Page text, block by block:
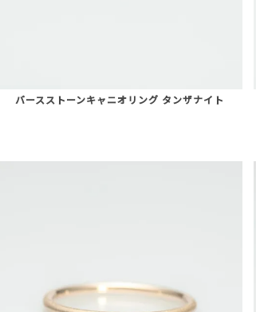
バースストーンキャニオリング タンザナイト